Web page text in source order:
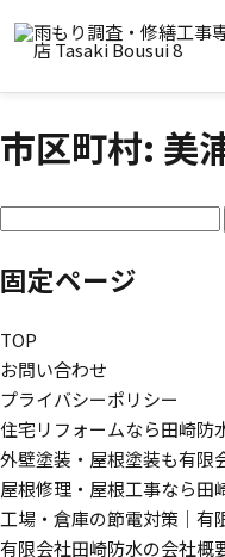
市区町村: 美
検索:
固定ページ
TOP
お問い合わせ
プライバシーポリシー
住宅リフォームなら田崎防
外壁塗装・屋根塗装も有限
屋根修理・屋根工事なら田
工場・倉庫の節電対策｜有
有限会社田崎防水の会社概